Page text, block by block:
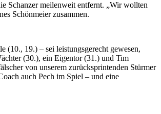
Schanzer meilenweit entfernt. „Wir wollten
Schönmeier zusammen.
19.) – sei leistungsgerecht gewesen,
(30.), ein Eigentor (31.) und Tim
von unserem zurücksprintenden Stürmer
auch Pech im Spiel – und eine